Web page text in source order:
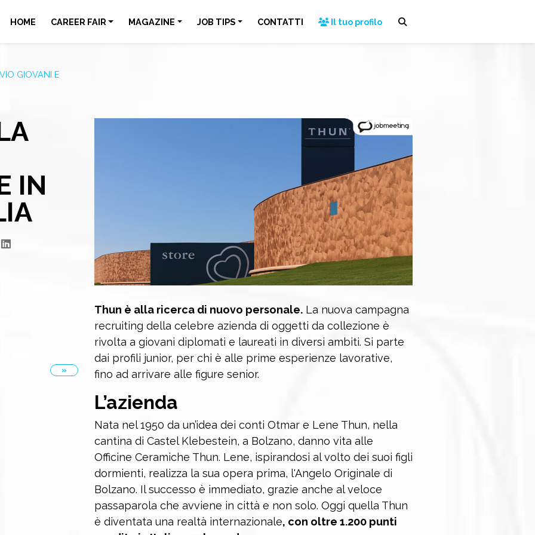
HOME CAREER FAIR MAGAZINE JOB TIPS CONTATTI Il tuo profilo
GIOVANI E
IN
»
Thun è alla ricerca di nuovo personale.La nuova campagna
recruiting della celebre azienda di oggetti da collezione è
rivolta a giovani diplomati e laureati in diversi ambiti. Si parte
dai profili junior, per chi è alle prime esperienze lavorative,
fino ad arrivare alle figure senior.
L’azienda
Nata nel 1950 da un’idea dei conti Otmar e Lene Thun, nella
cantina di Castel Klebestein, a Bolzano, danno vita alle
Officine Ceramiche Thun. Lene, ispirandosi al volto dei suoi figli
dormienti, realizza la sua opera prima, l'Angelo Originale di
Bolzano. Il successo è immediato, grazie anche al veloce
passaparola che avviene in città e non solo. Oggi quella Thun
è diventata una realtà internazionale, con oltre 1.200 punti